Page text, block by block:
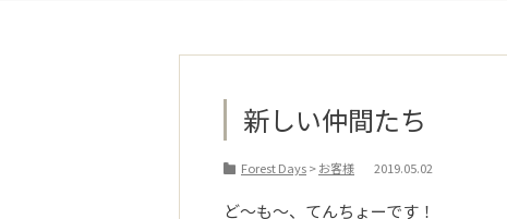
新しい仲間たち
Forest Days>お客様 2019.05.02
ど～も～、てんちょーです！